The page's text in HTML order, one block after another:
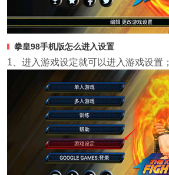
拳皇98手机版怎么进入设置
1、进入游戏设定就可以进入游戏设置；